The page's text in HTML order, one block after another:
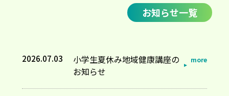
お知らせ一覧
2026.07.03
小学生夏休み地域健康講座の
お知らせ